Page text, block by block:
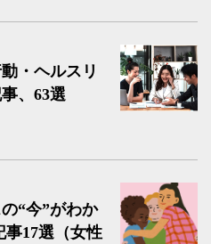
・ヘルスリ
、63選
“今”がわか
17選（女性